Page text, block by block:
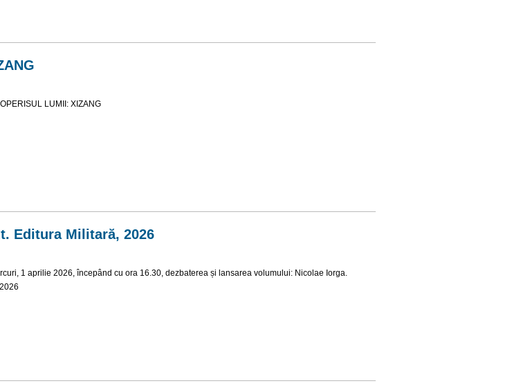
LUMII: XIZANG
Editura Militară, 2026
1 aprilie 2026, începând cu ora 16.30, dezbaterea și lansarea volumului: Nicolae Iorga.